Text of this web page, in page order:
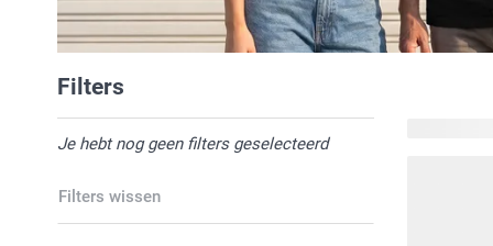
Filters
Je hebt nog geen filters geselecteerd
Filters wissen